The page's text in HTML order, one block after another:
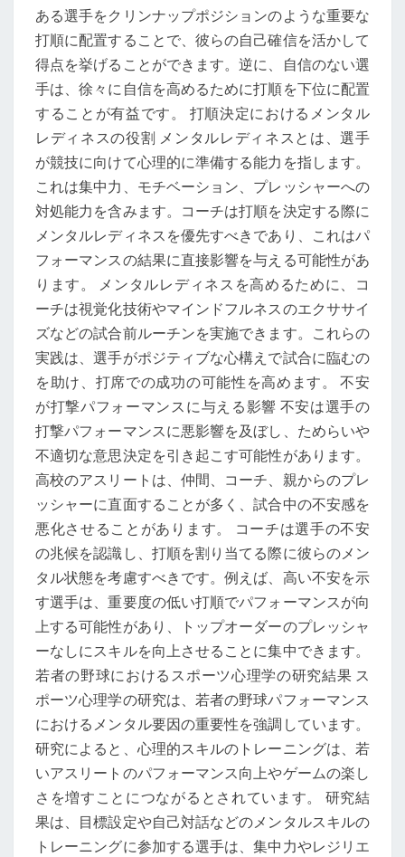
ある選手をクリンナップポジションのような重要な
打順に配置することで、彼らの自己確信を活かして
得点を挙げることができます。逆に、自信のない選
手は、徐々に自信を高めるために打順を下位に配置
することが有益です。 打順決定におけるメンタル
レディネスの役割 メンタルレディネスとは、選手
が競技に向けて心理的に準備する能力を指します。
これは集中力、モチベーション、プレッシャーへの
対処能力を含みます。コーチは打順を決定する際に
メンタルレディネスを優先すべきであり、これはパ
フォーマンスの結果に直接影響を与える可能性があ
ります。 メンタルレディネスを高めるために、コ
ーチは視覚化技術やマインドフルネスのエクササイ
ズなどの試合前ルーチンを実施できます。これらの
実践は、選手がポジティブな心構えで試合に臨むの
を助け、打席での成功の可能性を高めます。 不安
が打撃パフォーマンスに与える影響 不安は選手の
打撃パフォーマンスに悪影響を及ぼし、ためらいや
不適切な意思決定を引き起こす可能性があります。
高校のアスリートは、仲間、コーチ、親からのプレ
ッシャーに直面することが多く、試合中の不安感を
悪化させることがあります。 コーチは選手の不安
の兆候を認識し、打順を割り当てる際に彼らのメン
タル状態を考慮すべきです。例えば、高い不安を示
す選手は、重要度の低い打順でパフォーマンスが向
上する可能性があり、トップオーダーのプレッシャ
ーなしにスキルを向上させることに集中できます。
若者の野球におけるスポーツ心理学の研究結果 ス
ポーツ心理学の研究は、若者の野球パフォーマンス
におけるメンタル要因の重要性を強調しています。
研究によると、心理的スキルのトレーニングは、若
いアスリートのパフォーマンス向上やゲームの楽し
さを増すことにつながるとされています。 研究結
果は、目標設定や自己対話などのメンタルスキルの
トレーニングに参加する選手は、集中力やレジリエ